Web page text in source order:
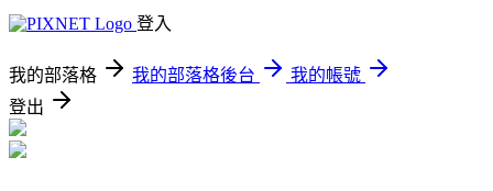
登入
我的部落格 我的部落格後台
我的帳號
登出